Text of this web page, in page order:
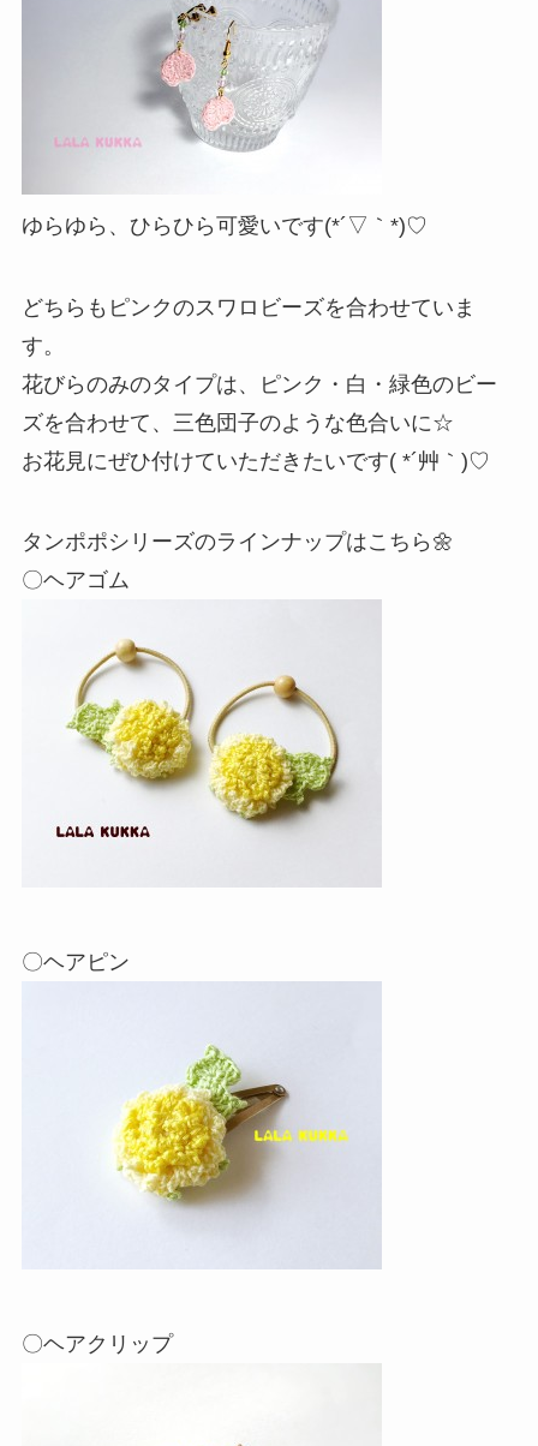
ゆらゆら、ひらひら可愛いです(*´▽｀*)♡
どちらもピンクのスワロビーズを合わせていま
す。
花びらのみのタイプは、ピンク・白・緑色のビー
ズを合わせて、三色団子のような色合いに☆
お花見にぜひ付けていただきたいです( *´艸｀)♡
タンポポシリーズのラインナップはこちら🌼
〇ヘアゴム
〇ヘアピン
〇ヘアクリップ